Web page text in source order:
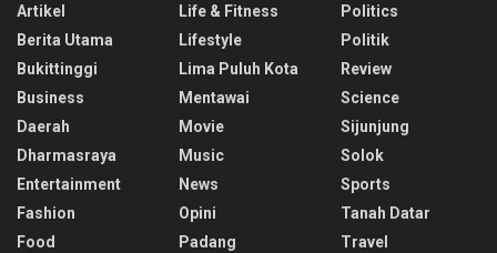
Artikel
Berita Utama
Bukittinggi
Business
Daerah
Dharmasraya
Entertainment
Fashion
Food
Life & Fitness
Lifestyle
Lima Puluh Kota
Mentawai
Movie
Music
News
Opini
Padang
Politics
Politik
Review
Science
Sijunjung
Solok
Sports
Tanah Datar
Travel